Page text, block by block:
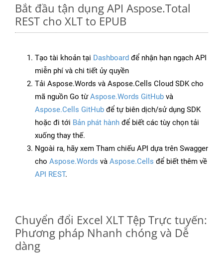
Bắt đầu tận dụng API Aspose.Total
REST cho XLT to EPUB
Tạo tài khoản tại Dashboard để nhận hạn ngạch API
miễn phí và chi tiết ủy quyền
Tải Aspose.Words và Aspose.Cells Cloud SDK cho
mã nguồn Go từAspose.Words GitHub và
Aspose.Cells GitHub để tự biên dịch/sử dụng SDK
hoặc đi tới Bản phát hành để biết các tùy chọn tải
xuống thay thế.
Ngoài ra, hãy xem Tham chiếu API dựa trên Swagger
cho Aspose.Words và Aspose.Cells để biết thêm về
API REST.
Chuyển đổi Excel XLT Tệp Trực tuyến:
Phương pháp Nhanh chóng và Dễ
dàng